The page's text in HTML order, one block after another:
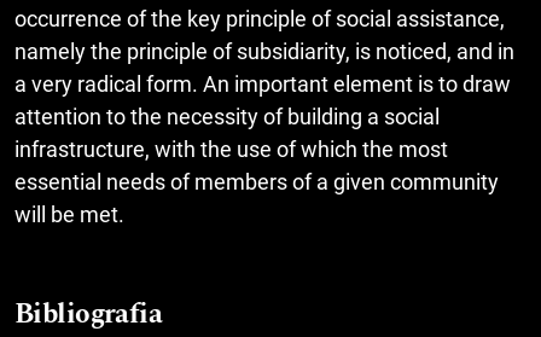
occurrence of the key principle of social assistance,
namely the principle of subsidiarity, is noticed, and in
a very radical form. An important element is to draw
attention to the necessity of building a social
infrastructure, with the use of which the most
essential needs of members of a given community
will be met.
Bibliografia